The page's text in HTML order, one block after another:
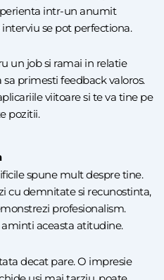
intr-un anumit
se pot perfectiona.
un job si ramai in relatie
sa primesti feedbackvaloros.
viitoare si te va tine pe
pozitii.
spune mult despre tine.
cu demnitate si recunostinta,
profesionalism.
aceasta atitudine.
decat pare. O impresie